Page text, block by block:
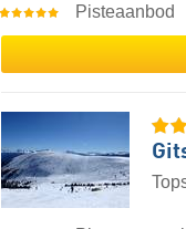
Pisteaanbod